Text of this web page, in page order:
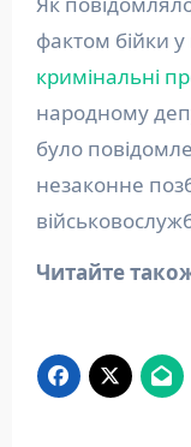
фактом бійки у
кримінальні
народному
було
незаконне
Читайте